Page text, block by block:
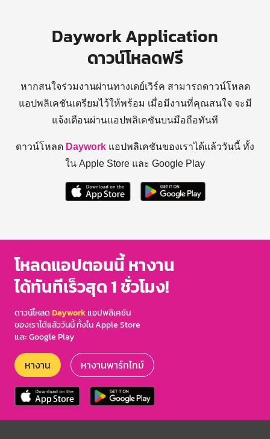
Daywork Application
ดาวน์โหลดฟรี
หากสนใจร่วมงานผ่านทางเดย์เวิร์ค สามารถดาวน์โหลด
แอปพลิเคชันเตรียมไว้ให้พร้อม เมื่อมีงานที่คุณสนใจ จะมี
แจ้งเตือนผ่านแอปพลิเคชันบนมือถือทันที
ดาวน์โหลด Daywork แอปพลิเคชันของเราได้แล้ววันนี้ ทั้ง
ใน Apple Store และ Google Play
โหลดแอปตอนนี้ หางาน
ได้ทันทีเร็วสุด 1 ชั่วโมง!
ดาวน์โหลดDayworkแอปพลิเคชัน
ของเราได้แล้ววันนี้ ทั้งใน Apple Store
และ Google Play
หางาน หางานพาร์ทไทม์